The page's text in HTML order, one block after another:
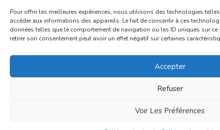
Pour offrir les meilleures expériences, nous utilisons des technologies
accéder aux informations des appareils. Le fait de consentir à ces
données telles que le comportement de navigation ou les ID uniques sur ce
retirer son consentement peut avoir un effet négatif sur certaines
Accepter
Refuser
Voir Les Préférences